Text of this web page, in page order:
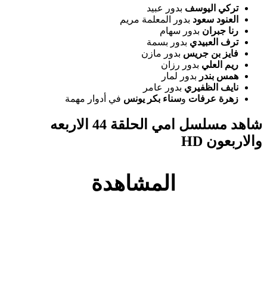
تركي اليوسف بدور عبيد
العنود سعود بدور المعلمة مريم
رنا جبران بدور سهام
ترف العبيدي بدور بسمة
فايز بن جريس بدور مازن
ريم العلي بدور رزان
همس بندر بدور لمار
نايف الظفيري بدور عامر
زهرة عرفات وسناء بكر يونس في أدوار مهمة
شاهد مسلسل امي الحلقة 44 الاربعه
والاربعون HD
المشاهدة